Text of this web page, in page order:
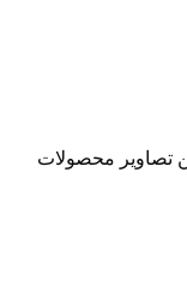
تصاویر محصولات